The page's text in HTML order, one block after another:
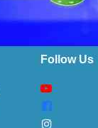
Follow Us